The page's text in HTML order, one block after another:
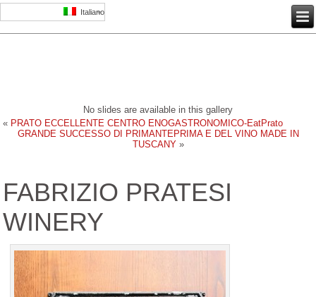
Italiano
No slides are available in this gallery
« PRATO ECCELLENTE CENTRO ENOGASTRONOMICO-EatPrato
GRANDE SUCCESSO DI PRIMANTEPRIMA E DEL VINO MADE IN
TUSCANY»
FABRIZIO PRATESI
WINERY